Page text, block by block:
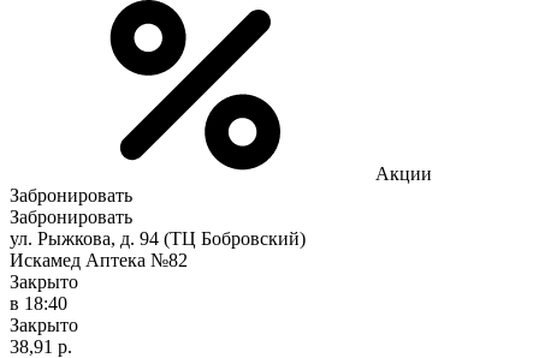
Акции
Забронировать
Забронировать
ул. Рыжкова, д. 94 (ТЦ Бобровский)
Искамед Аптека №82
Закрыто
в 18:40
Закрыто
38,91 р.